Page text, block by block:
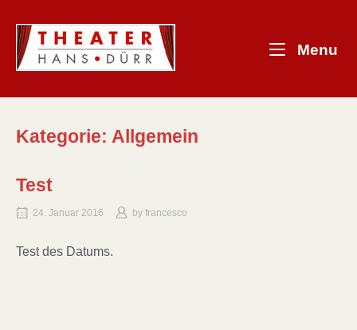
content
Home
Menu
Kategorie: Allgemein
Test
24. Januar 2016 by francesco
Test des Datums.